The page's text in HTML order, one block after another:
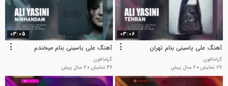
03:06
آهنگ علی یاسینی بنام تهران
گرامافون
67 نمایش
2 سال پیش
03:05
آهنگ علی یاسینی بنام میخندم
گرامافون
46 نمایش
2 سال پیش